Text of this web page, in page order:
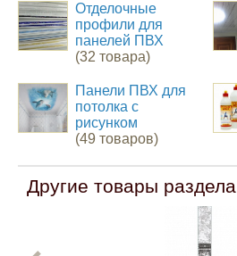
Отделочные
профили для
панелей ПВХ
(32 товара)
Панели ПВХ для
потолка с
рисунком
(49 товаров)
Другие товары раздела